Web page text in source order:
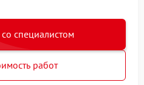
специалистом
работ